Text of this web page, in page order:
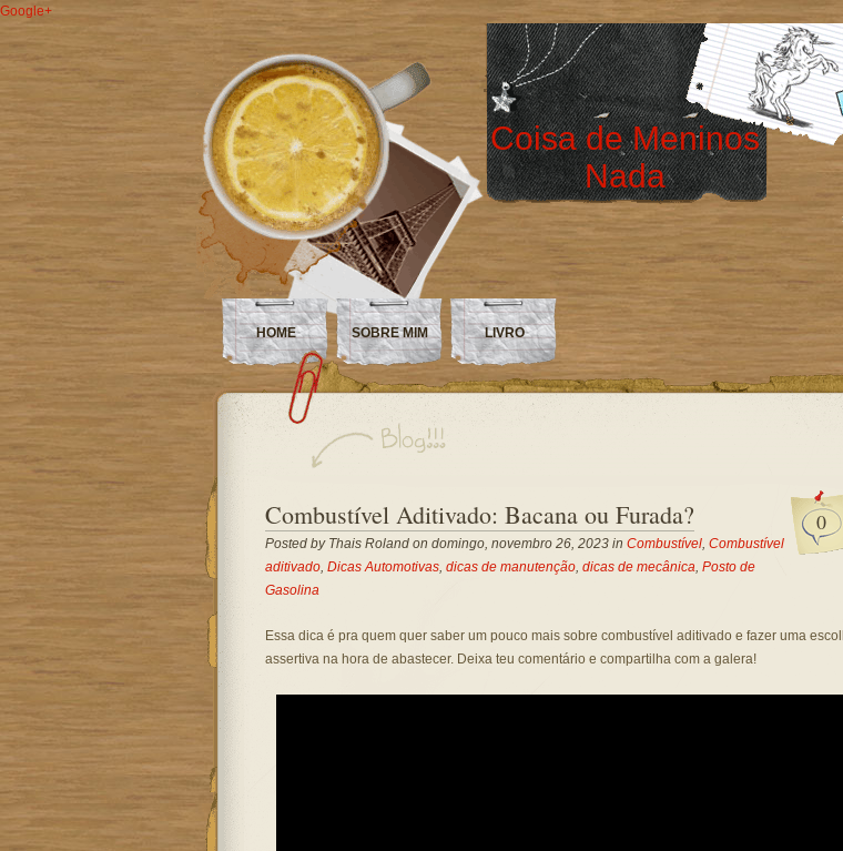
Google+
Coisa de Meninos
Nada
HOME SOBRE MIM LIVRO
0
Combustível Aditivado: Bacana ou Furada?
Posted by Thais Rolandon domingo, novembro 26, 2023 in Combustível, Combustível
aditivado, Dicas Automotivas, dicas de manutenção, dicas de mecânica, Posto de
Gasolina
Essa dica é pra quem quer saber um pouco mais sobre combustível aditivado e fazer uma
assertiva na hora de abastecer. Deixa teu comentário e compartilha com a galera!